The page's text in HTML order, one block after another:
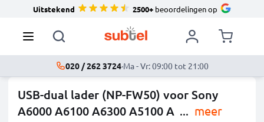
Uitstekend 2500+beoordelingen op
020 / 262 3724·Ma - Vr: 09:00 tot 21:00
USB-dual lader (NP-FW50) voor Sony
A6000 A6100 A6300 A5100 A ... meer